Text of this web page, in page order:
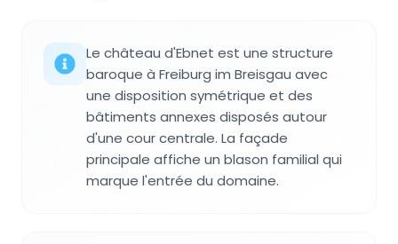
Le château d'Ebnet est une structure
baroque à Freiburg im Breisgau avec
une disposition symétrique et des
bâtiments annexes disposés autour
d'une cour centrale. La façade
principale affiche un blason familial qui
marque l'entrée du domaine.